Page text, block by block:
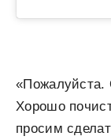
«Пожалуйста.
Хорошо
просим